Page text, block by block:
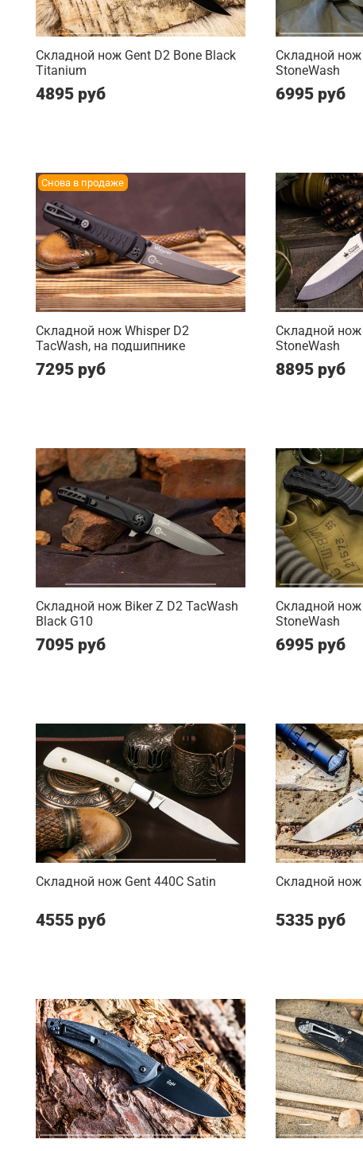
Складной нож Gent D2 Bone Black
Titanium
4895 руб
Складной нож
StoneWash
6995 руб
Снова в продаже
Складной нож Whisper D2
TacWash, на подшипнике
7295 руб
Складной нож
StoneWash
8895 руб
Складной нож Biker Z D2 TacWash
Black G10
7095 руб
Складной нож
StoneWash
6995 руб
Складной нож Gent 440C Satin
4555 руб
Складной нож
5335 руб